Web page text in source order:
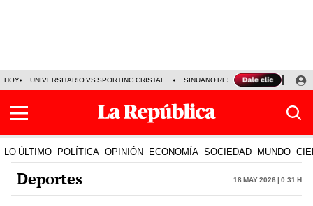
HOY UNIVERSITARIO VS SPORTING CRISTAL SINUANO RESULTADOS HOY
LO ÚLTIMO POLÍTICA OPINIÓN ECONOMÍA SOCIEDAD MUNDO
Deportes 18 May 2026 | 0:31 h